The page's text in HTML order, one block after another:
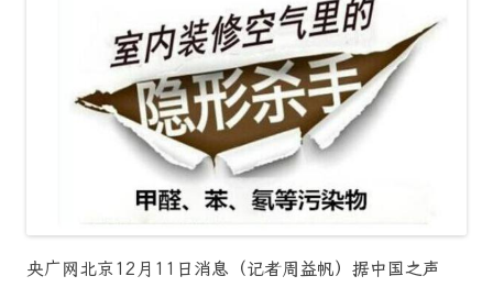
央广网北京12月11日消息（记者周益帆）据中国之声